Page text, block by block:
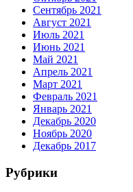
Сентябрь 2021
Август 2021
Июль 2021
Июнь 2021
Май 2021
Апрель 2021
Март 2021
Февраль 2021
Январь 2021
Декабрь 2020
Ноябрь 2020
Декабрь 2017
Рубрики